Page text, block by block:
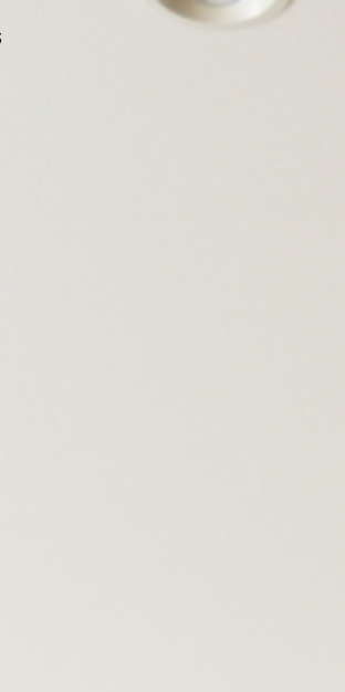
創建ホームズ